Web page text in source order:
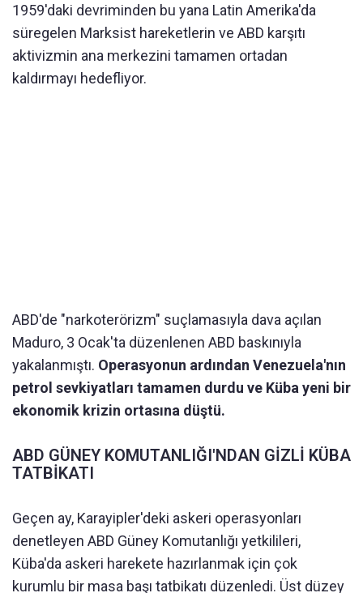
1959'daki devriminden bu yana Latin Amerika'da
süregelen Marksist hareketlerin ve ABD karşıtı
aktivizmin ana merkezini tamamen ortadan
kaldırmayı hedefliyor.
ABD'de "narkoterörizm" suçlamasıyla dava açılan
Maduro, 3 Ocak'ta düzenlenen ABD baskınıyla
yakalanmıştı. Operasyonun ardından Venezuela'nın
petrol sevkiyatları tamamen durdu ve Küba yeni bir
ekonomik krizin ortasına düştü.
ABD GÜNEY KOMUTANLIĞI'NDAN GİZLİ KÜBA
TATBİKATI
Geçen ay, Karayipler'deki askeri operasyonları
denetleyen ABD Güney Komutanlığı yetkilileri,
Küba'da askeri harekete hazırlanmak için çok
kurumlu bir masa başı tatbikatı düzenledi. Üst düzey